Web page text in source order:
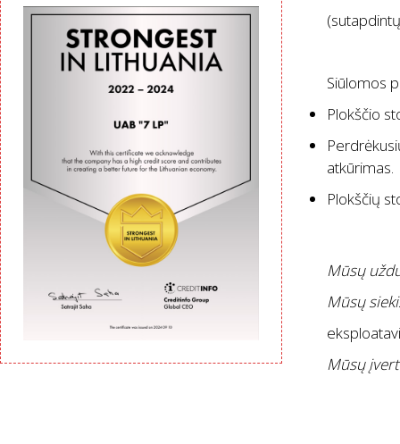
Siūlomos
Plokščio
atkūrimas.
Plokščių
Mūsų
Mūsų
Mūsų